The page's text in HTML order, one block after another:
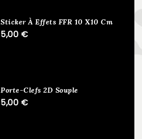
Sticker À Effets FFR 10 X10 Cm
5,00 €
Porte-Clefs 2D Souple
5,00 €